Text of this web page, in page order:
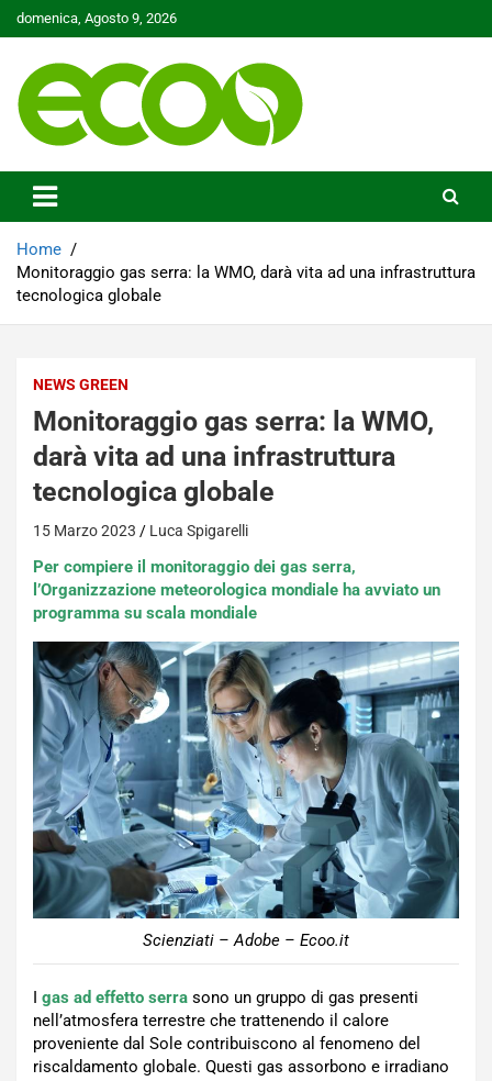
Skip
to
domenica, Agosto 9, 2026
Ecoo.it
Home
Monitoraggio gas serra: la WMO, darà vita ad una infrastruttura
tecnologica globale
NEWS GREEN
Monitoraggio gas serra: la WMO,
darà vita ad una infrastruttura
tecnologica globale
15 Marzo 2023 Luca Spigarelli
Per compiere il monitoraggio dei gas serra,
l’Organizzazione meteorologica mondiale ha avviato un
programma su scala mondiale
Scienziati – Adobe – Ecoo.it
I gas ad effetto serra sono un gruppo di gas presenti
nell’atmosfera terrestre che trattenendo il calore
proveniente dal Sole contribuiscono al fenomeno del
riscaldamento globale. Questi gas assorbono e irradiano